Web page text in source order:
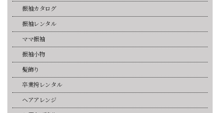
振袖カタログ
振袖レンタル
ママ振袖
振袖小物
髪飾り
卒業袴レンタル
ヘアアレンジ